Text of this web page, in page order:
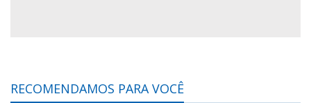
RECOMENDAMOS PARA VOCÊ